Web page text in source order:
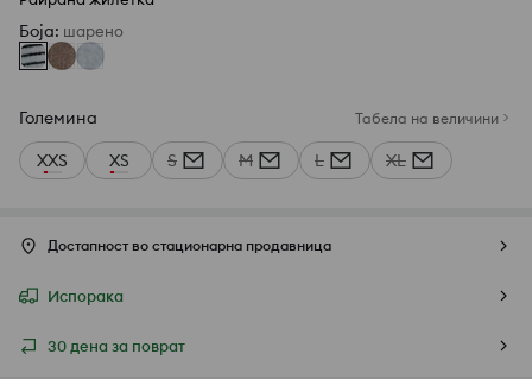
Боја: шарено
Големина Табела на величини
XXS XS S M L XL
Достапност во стационарна продавница
Испорака
30 дена за поврат